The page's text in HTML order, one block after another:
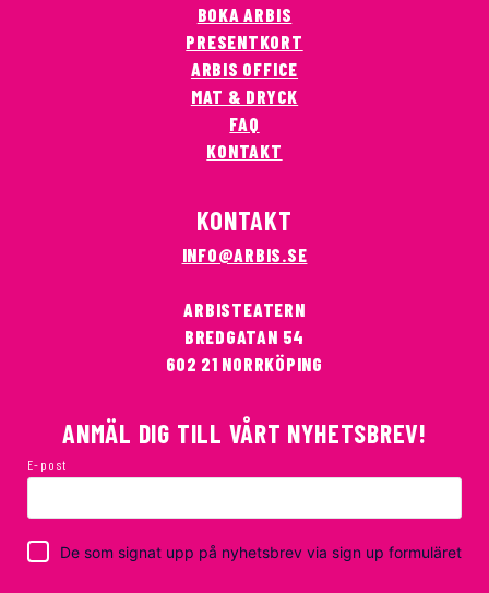
BOKA ARBIS
PRESENTKORT
ARBIS OFFICE
MAT & DRYCK
FAQ
KONTAKT
KONTAKT
INFO@ARBIS.SE
ARBISTEATERN
BREDGATAN 54
602 21 NORRKÖPING
ANMÄL DIG TILL VÅRT NYHETSBREV!
E-post
De som signat upp på nyhetsbrev via sign up formuläret